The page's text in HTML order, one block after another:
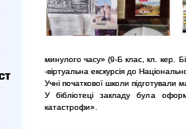
минулого часу» (9-Б клас, кл. кер.
-віртуальна екскурсія до
Учні початкової школи підготували
У бібліотеці закладу була
катастрофи».